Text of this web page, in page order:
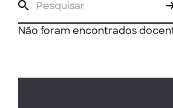
Não foram encontrados